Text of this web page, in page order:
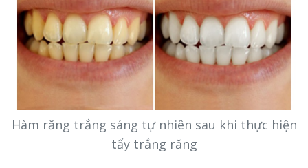
Hàm răng trắng sáng tự nhiên sau khi thực hiện
tẩy trắng răng